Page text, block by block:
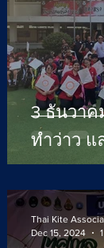
3 ธันวาค
ทำว่าว แ
ศรีสังวาล
Thai Kite
Dec 15, 2024